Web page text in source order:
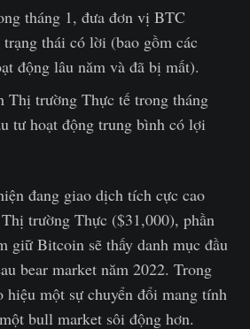
tháng 1, đưa đơn vị BTC
thái có lời (bao gồm các
động lâu năm và đã bị mất).
Thị trường Thực tế trong tháng
tư hoạt động trung bình có lợi
đang giao dịch tích cực cao
trường Thực ($31,000), phần
giữ Bitcoin sẽ thấy danh mục đầu
bear market năm 2022. Trong
hiệu một sự chuyển đổi mang tính
bull market sôi động hơn.